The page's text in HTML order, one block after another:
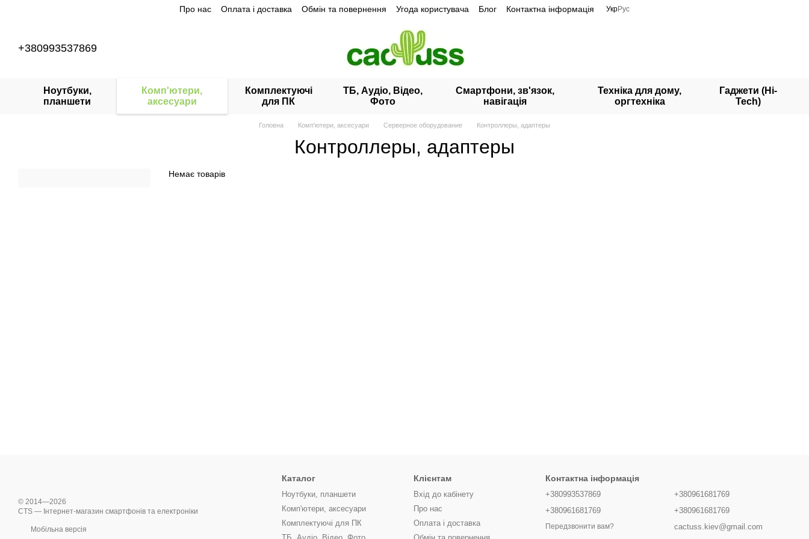
Про нас Оплата і доставка Обмін та повернення Угода користувача Блог Контактна інформація УкрРус
+380993537869
Ноутбуки,
планшети
Комп'ютери,
аксесуари
Комплектуючі
для ПК
ТБ, Аудіо, Відео,
Фото
Смартфони, зв'язок,
навігація
Техніка для дому,
оргтехніка
Гаджети (Hi-
Tech)
Головна Комп'ютери, аксесуари Серверное оборудование Контроллеры, адаптеры
Контроллеры, адаптеры
Немає товарів
© 2014—2026
CTS — Інтернет-магазин смартфонів та електроніки
Мобільна версія
Каталог
Ноутбуки, планшети
Комп'ютери, аксесуари
Комплектуючі для ПК
Клієнтам
Вхід до кабінету
Про нас
Оплата і доставка
Контактна інформація
+380993537869
+380961681769
Передзвонити вам?
+380961681769
+380961681769
cactuss.kiev@gmail.com